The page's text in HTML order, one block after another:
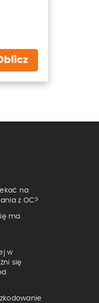
na
z OC?
ma
w
się